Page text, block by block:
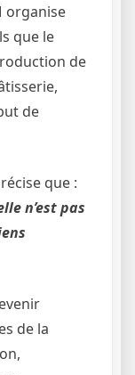
organise
que le
de
de
que :
n’est pas
de la